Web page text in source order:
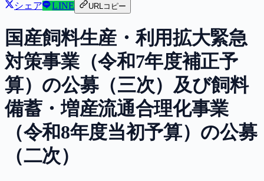
シェア
LINE URLコピー
国産飼料生産・利用拡大緊急
対策事業（令和7年度補正予
算）の公募（三次）及び飼料
備蓄・増産流通合理化事業
（令和8年度当初予算）の公募
（二次）